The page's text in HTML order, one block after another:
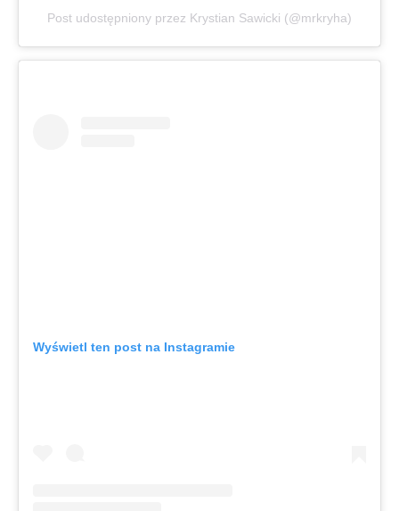
Post udostępniony przez Krystian Sawicki (@mrkryha)
Wyświetl ten post na Instagramie